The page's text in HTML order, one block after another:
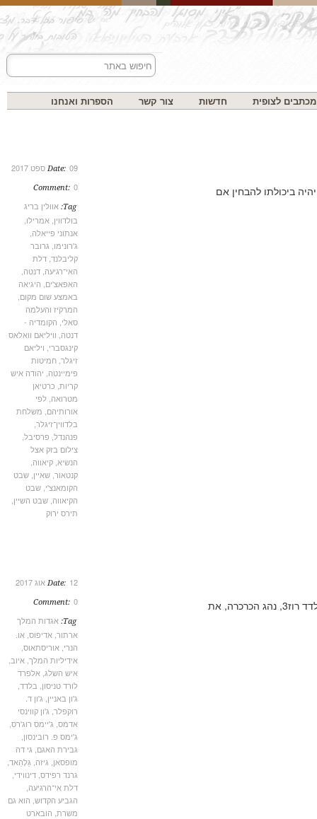
לצופית חדשות צור קשר הספרות ואנחנו
Date:
Comment:
אוולין בריג
בולדווין,אמרילו,
אנתוני פייאלה,
ג'רונימו,גרובר
קליבלנד,דלת
האי־רגיעה,דנטה,
האפאצ'ים,היגיאה
באמצע שום מקום,
המרקיז והעלמה
סאלי,הקומדיה -
דנטה,וויליאם וואלאס
קינגסברי,ויליאם
זיגלר,חמיטות
פימיינטה,יהודה איש
קריות,כרטיאן
מטרואה,לפי
אורותיהם,משלחת
בלדווין־זיגלר,
פנהנדל,פרסיבל,
צילום בזק אצל
הנשיא,קיאווה,
קנטאור,שאיין,שבט
הקומאנצ'י,שבט
הקיאווה,שבט השיין,
תירס ירוק
Date:
Comment:
אגדות המלך
ארתור,אדיפוס,או.
,אוריסתאוס,
אידיליות המלך,איוב ,
איש השלג,אלפרד
לורד טניסון,בלדד,
ג'ון באניין,ג'ון ד.
רוקפלר,ג'ון קווינסי
אדמס,ג'יימס רוג'רס,
ג'ימס פ. רובינסון,
גבירת האגם,גי דה
מופסאן,גיזה ,גַלָהַאד,
גרנד רפידס,דינווידי,
דלת אי־הרגיעה,
הגביע הקדוש,הוא גם
משרת,הובארט